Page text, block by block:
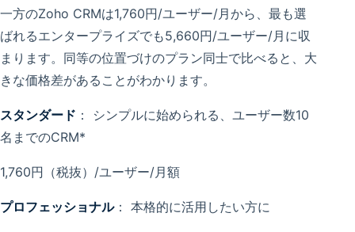
一方のZoho CRMは1,760円/ユーザー/月から、最も選
ばれるエンタープライズでも5,660円/ユーザー/月に収
まります。同等の位置づけのプラン同士で比べると、大
きな価格差があることがわかります。
スタンダード ： シンプルに始められる、ユーザー数10
名までのCRM*
1,760円（税抜）/ユーザー/月額
プロフェッショナル： 本格的に活用したい方に